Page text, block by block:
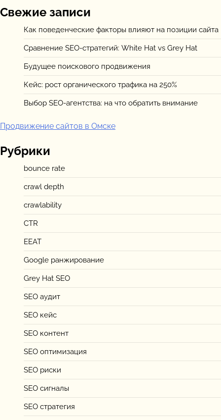
Свежие записи
Как поведенческие факторы влияют на позиции сайта
Сравнение SEO-стратегий: White Hat vs Grey Hat
Будущее поискового продвижения
Кейс: рост органического трафика на 250%
Выбор SEO-агентства: на что обратить внимание
Продвижение сайтов в Омске
Рубрики
bounce rate
crawl depth
crawlability
CTR
EEAT
Google ранжирование
Grey Hat SEO
SEO аудит
SEO кейс
SEO контент
SEO оптимизация
SEO риски
SEO сигналы
SEO стратегия